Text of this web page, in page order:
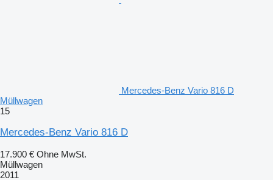
Mercedes-Benz Vario 816 D
Müllwagen
15
Mercedes-Benz Vario 816 D
17.900 € Ohne MwSt.
Müllwagen
2011